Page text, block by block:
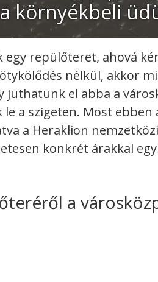
környékbeli
repülőteret, ahová
nélkül, akkor
el abba a
a szigeten. Most
a Heraklion
konkrét árakkal
a